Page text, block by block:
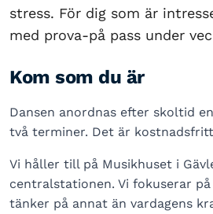
stress. För dig som är
med prova-på pass under
Kom som du är
Dansen anordnas efter skoltid
två terminer. Det är
Vi håller till på Musikhuset i
centralstationen. Vi fokuserar
tänker på annat än vardagens